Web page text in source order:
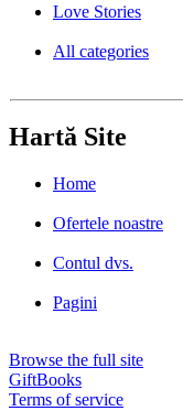
Love Stories
All categories
Hartă Site
Home
Ofertele noastre
Contul dvs.
Pagini
Browse the full site
GiftBooks
Terms of service